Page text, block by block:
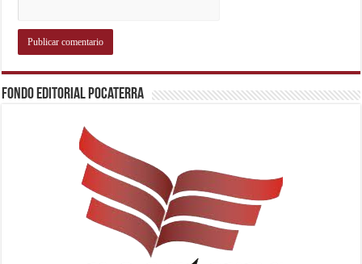
Fondo Editorial Pocaterra